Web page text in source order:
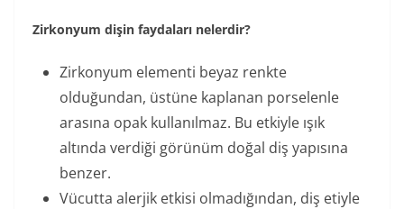
Zirkonyum dişin faydaları nelerdir?
Zirkonyum elementi beyaz renkte
olduğundan, üstüne kaplanan porselenle
arasına opak kullanılmaz. Bu etkiyle ışık
altında verdiği görünüm doğal diş yapısına
benzer.
Vücutta alerjik etkisi olmadığından, diş etiyle